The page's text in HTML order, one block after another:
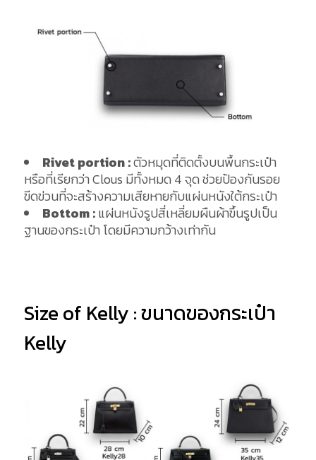
Rivet portion :ตัวหมุดที่ติดตั้งบนพื้นกระเป๋า
หรือที่เรียกว่า Clous มีทั้งหมด 4 จุด ช่วยป้องกันรอย
ขีดข่วนที่จะสร้างความเสียหายกับแผ่นหนังใต้กระเป๋า
Bottom :แผ่นหนังรูปสี่เหลี่ยมผืนผ้าขึ้นรูปเป็น
ฐานของกระเป๋า โดยมีความกว้างเท่ากัน
Size of Kelly : ขนาดของกระเป๋า
Kelly